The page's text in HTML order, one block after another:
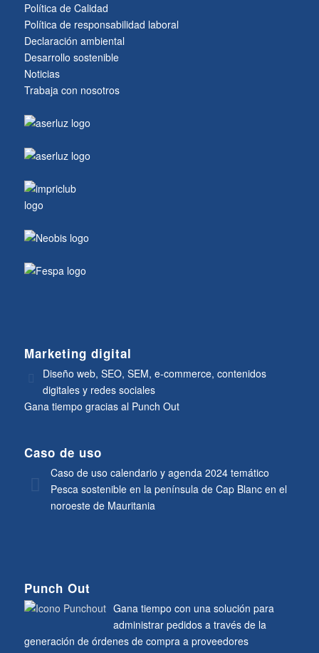
Política de Calidad
Política de responsabilidad laboral
Declaración ambiental
Desarrollo sostenible
Noticias
Trabaja con nosotros
Marketing digital
Diseño web, SEO, SEM, e-commerce, contenidos
digitales y redes sociales
Gana tiempo gracias al Punch Out
Caso de uso
Caso de uso calendario y agenda 2024 temático
Pesca sostenible en la península de Cap Blanc en el
noroeste de Mauritania
Punch Out
Gana tiempo con una solución para
administrar pedidos a través de la
generación de órdenes de compra a proveedores